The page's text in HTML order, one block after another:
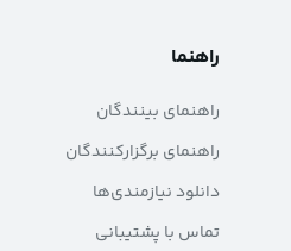
راهنما
راهنمای بینندگان
راهنمای برگزارکنندگان
دانلود نیازمندی‌ها
تماس با پشتیبانی